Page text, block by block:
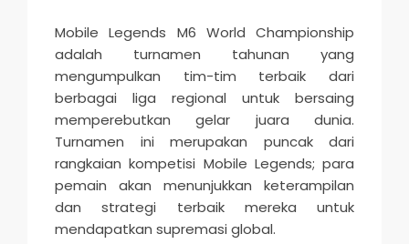
Mobile Legends M6 World Championship
adalah turnamen tahunan yang
mengumpulkan tim-tim terbaik dari
berbagai liga regional untuk bersaing
memperebutkan gelar juara dunia.
Turnamen ini merupakan puncak dari
rangkaian kompetisi Mobile Legends; para
pemain akan menunjukkan keterampilan
dan strategi terbaik mereka untuk
mendapatkan supremasi global.